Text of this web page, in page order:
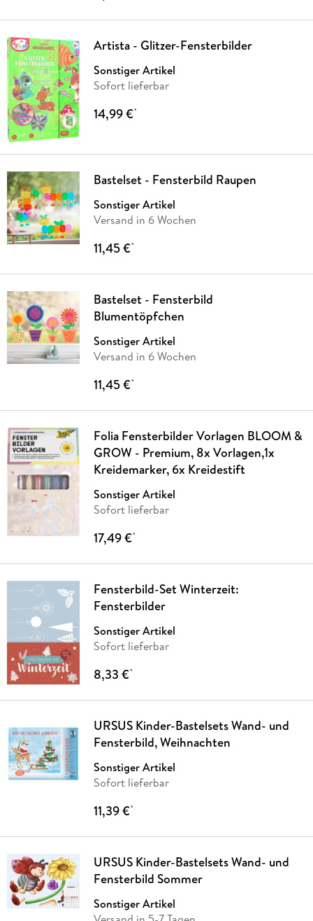
Artista - Glitzer-Fensterbilder
Sonstiger Artikel
Sofort lieferbar
14,99 €*
Bastelset - Fensterbild Raupen
Sonstiger Artikel
Versand in 6 Wochen
11,45 €*
Bastelset - Fensterbild
Blumentöpfchen
Sonstiger Artikel
Versand in 6 Wochen
11,45 €*
Folia Fensterbilder Vorlagen BLOOM &
GROW - Premium, 8x Vorlagen,1x
Kreidemarker, 6x Kreidestift
Sonstiger Artikel
Sofort lieferbar
17,49 €*
Fensterbild-Set Winterzeit:
Fensterbilder
Sonstiger Artikel
Sofort lieferbar
8,33 €*
URSUS Kinder-Bastelsets Wand- und
Fensterbild, Weihnachten
Sonstiger Artikel
Sofort lieferbar
11,39 €*
URSUS Kinder-Bastelsets Wand- und
Fensterbild Sommer
Sonstiger Artikel